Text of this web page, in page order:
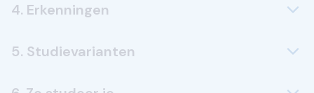
4. Erkenningen
5. Studievarianten